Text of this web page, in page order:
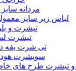
مردانه
لباس زیر سایز
تیشرت و
تیشرت
تی شرت یقه
سویشرت
و تیشرت طرح های